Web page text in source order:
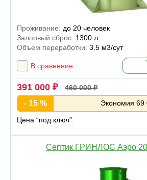
Проживание: до 20 человек
Залповый сброс: 1300 л
Объем переработки: 3.5 м3/сут
В сравнение
391 000 ₽ 460 000 ₽
- 15 % Экономия 69
Цена “под ключ”:
Септик ГРИНЛОС Аэро